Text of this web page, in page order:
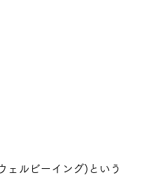
ェルビーイング)という